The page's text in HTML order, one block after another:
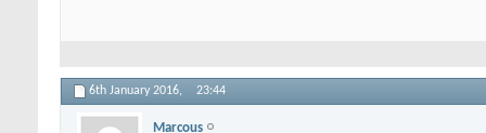
6th January 2016, 23:44
Marcous